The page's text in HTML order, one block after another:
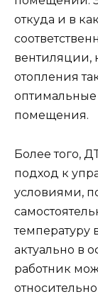
откуда и в
вентиляции,
отопления
помещения.
Более того,
подход к
условиями,
температуру
актуально в
работник